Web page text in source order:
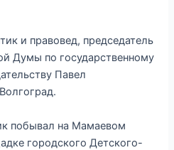
и правовед, председатель
Думы по государственному
Павел
побывал на Мамаевом
городского Детского-